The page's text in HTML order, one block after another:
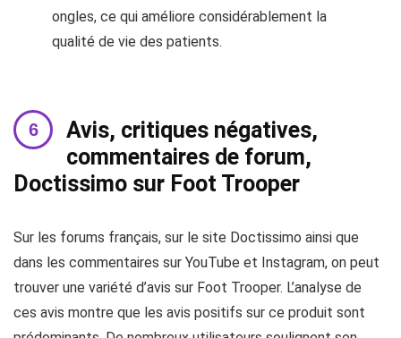
ongles, ce qui améliore considérablement la
qualité de vie des patients.
Avis, critiques négatives,
commentaires de forum,
Doctissimo sur Foot Trooper
Sur les forums français, sur le site Doctissimo ainsi que
dans les commentaires sur YouTube et Instagram, on peut
trouver une variété d’avis sur Foot Trooper. L’analyse de
ces avis montre que les avis positifs sur ce produit sont